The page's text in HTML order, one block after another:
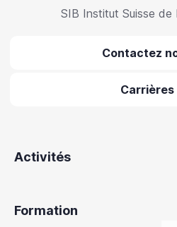
SIB Institut Suisse de
Contactez
Carrières
Activités
Formation